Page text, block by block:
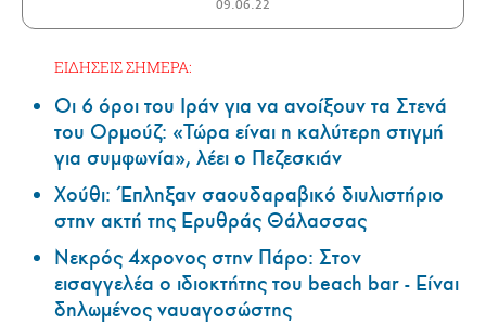
09.06.22
ΕΙΔΗΣΕΙΣ ΣΗΜΕΡΑ:
Οι 6 όροι του Ιράν για να ανοίξουν τα Στενά
του Ορμούζ: «Τώρα είναι η καλύτερη στιγμή
για συμφωνία», λέει ο Πεζεσκιάν
Χούθι: Έπληξαν σαουδαραβικό διυλιστήριο
στην ακτή της Ερυθράς Θάλασσας
Νεκρός 4χρονος στην Πάρο: Στον
εισαγγελέα ο ιδιοκτήτης του beach bar - Είναι
δηλωμένος ναυαγοσώστης